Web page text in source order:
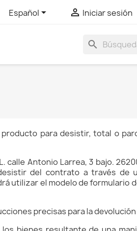
Español  Iniciar sesión
search
para desistir, total o
Antonio Larrea, 3 bajo.
del contrato a través de
utilizar el modelo de formulario
precisas para la